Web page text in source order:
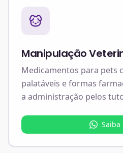
Manipulação
Medicamentos para pets
palatáveis e formas
a administração pelos
Saiba